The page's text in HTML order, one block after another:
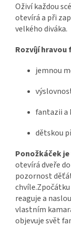
Oživí každou
otevírá a při
velkého diváka.
Rozvíjí hravou
jemnou
fantazii a
dětskou
Ponožkáček
otevírá dveře
pozornost
reaguje a
vlastním
objevuje svět